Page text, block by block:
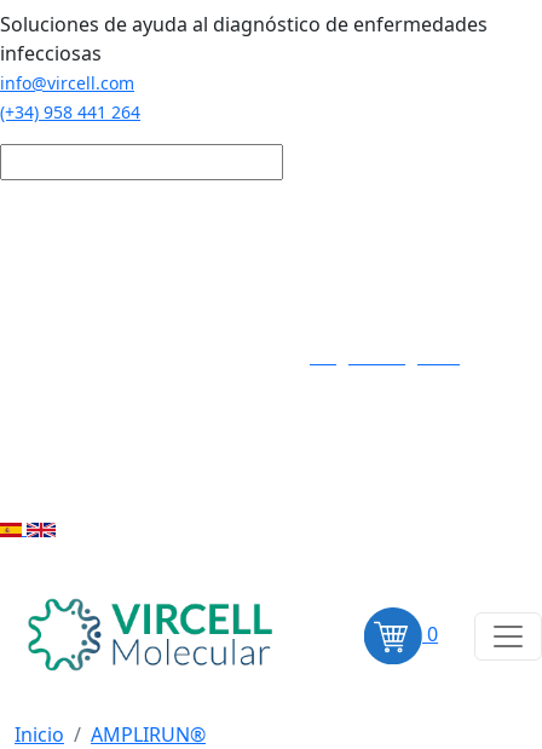
Pasar al contenido principal
Soluciones de ayuda al diagnóstico de enfermedades
infecciosas
info@vircell.com
(+34) 958 441 264
0
Inicio AMPLIRUN®